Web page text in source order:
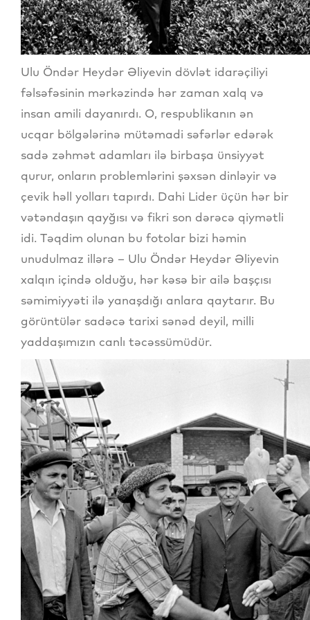
Ulu Öndər Heydər Əliyevin dövlət idarəçiliyi
fəlsəfəsinin mərkəzində hər zaman xalq və
insan amili dayanırdı. O, respublikanın ən
ucqar bölgələrinə mütəmadi səfərlər edərək
sadə zəhmət adamları ilə birbaşa ünsiyyət
qurur, onların problemlərini şəxsən dinləyir və
çevik həll yolları tapırdı. Dahi Lider üçün hər bir
vətəndaşın qayğısı və fikri son dərəcə qiymətli
idi. Təqdim olunan bu fotolar bizi həmin
unudulmaz illərə – Ulu Öndər Heydər Əliyevin
xalqın içində olduğu, hər kəsə bir ailə başçısı
səmimiyyəti ilə yanaşdığı anlara qaytarır. Bu
görüntülər sadəcə tarixi sənəd deyil, milli
yaddaşımızın canlı təcəssümüdür.